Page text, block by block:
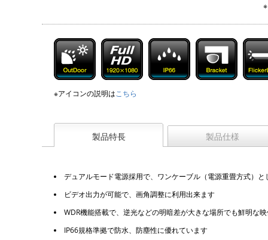
※アイコンの説明はこちら
製品特長 製品仕様
デュアルモード電源採用で、ワンケーブル（電源重畳方式）
ビデオ出力が可能で、画角調整に利用出来ます
WDR機能搭載で、逆光などの明暗差が大きな場所でも鮮明な
IP66規格準拠で防水、防塵性に優れています